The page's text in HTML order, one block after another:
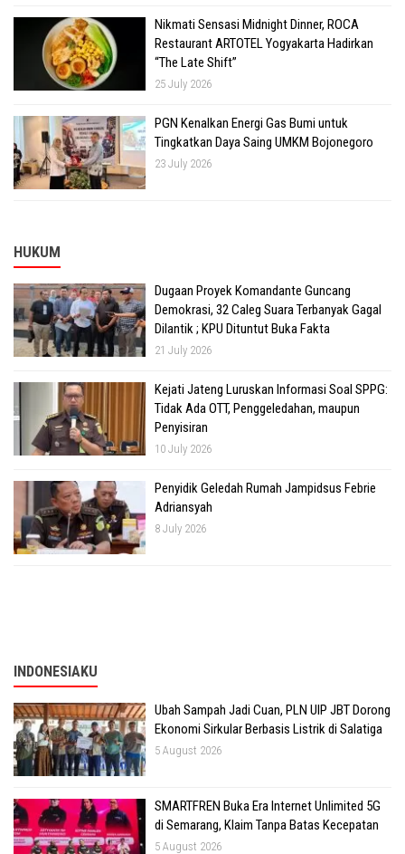
Nikmati Sensasi Midnight Dinner, ROCA
Restaurant ARTOTEL Yogyakarta Hadirkan
“The Late Shift”
25 July 2026
PGN Kenalkan Energi Gas Bumi untuk
Tingkatkan Daya Saing UMKM Bojonegoro
23 July 2026
HUKUM
Dugaan Proyek Komandante Guncang
Demokrasi, 32 Caleg Suara Terbanyak Gagal
Dilantik ; KPU Dituntut Buka Fakta
21 July 2026
Kejati Jateng Luruskan Informasi Soal SPPG:
Tidak Ada OTT, Penggeledahan, maupun
Penyisiran
10 July 2026
Penyidik Geledah Rumah Jampidsus Febrie
Adriansyah
8 July 2026
INDONESIAKU
Ubah Sampah Jadi Cuan, PLN UIP JBT Dorong
Ekonomi Sirkular Berbasis Listrik di Salatiga
5 August 2026
SMARTFREN Buka Era Internet Unlimited 5G
di Semarang, Klaim Tanpa Batas Kecepatan
5 August 2026